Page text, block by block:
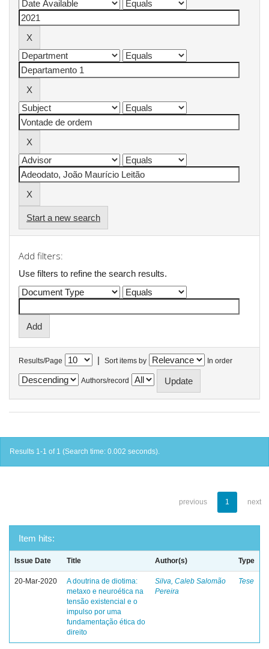
Start a new search
Add filters:
Use filters to refine the search results.
Results/Page | Sort items by In order
Authors/record
Results 1-1 of 1 (Search time: 0.002 seconds).
previous 1 next
Item hits:
Issue Date Title Author(s) Type
20-Mar-2020
A doutrina de diotima:
metaxo e neuroética na
tensão existencial e o
impulso por uma
fundamentação ética do
direito
Silva, Caleb Salomão
Pereira
Tese